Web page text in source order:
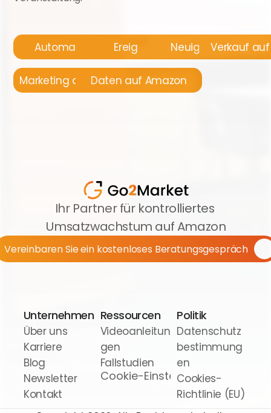
AutomatisierungEreignisse NeuigkeitenVerkauf
Marketing auf AmazonDaten auf Amazon
Ihr Partner für kontrolliertes
Umsatzwachstum auf Amazon
Vereinbaren Sie ein kostenloses Beratungsgespräch
Unternehmen
Über uns
Karriere
Blog
Newsletter
Kontakt
Ressourcen
Videoanleitun
gen
Fallstudien
Cookie-Einstellungen
Politik
Datenschutz
bestimmung
en
Cookies-
Richtlinie (EU)